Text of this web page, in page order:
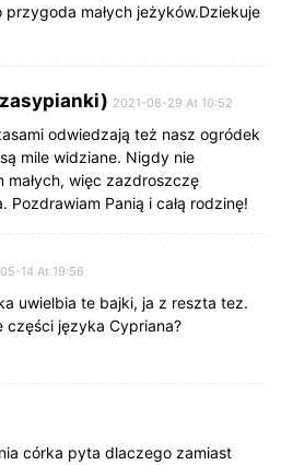
przygoda małych jeżyków.Dziekuje
2021-08-29 At 10:52
odwiedzają też nasz ogródek
mile widziane. Nigdy nie
małych, więc zazdroszczę
Pozdrawiam Panią i całą rodzinę!
14 At 19:56
uwielbia te bajki, ja z reszta tez.
części języka Cypriana?
córka pyta dlaczego zamiast